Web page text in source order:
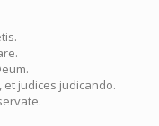
judices judicando.